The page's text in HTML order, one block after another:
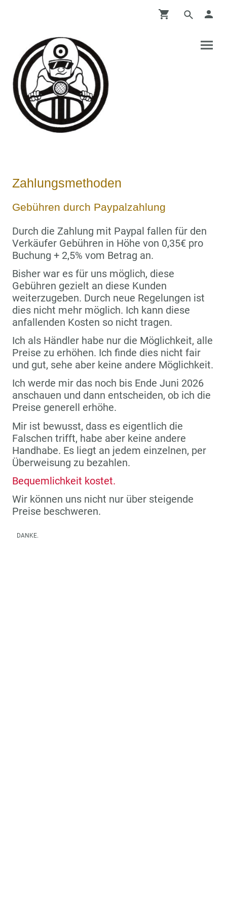
Zahlungsmethoden
Gebühren durch Paypalzahlung
Durch die Zahlung mit Paypal fallen für den
Verkäufer Gebühren in Höhe von 0,35€ pro
Buchung + 2,5% vom Betrag an.
Bisher war es für uns möglich, diese
Gebühren gezielt an diese Kunden
weiterzugeben. Durch neue Regelungen ist
dies nicht mehr möglich. Ich kann diese
anfallenden Kosten so nicht tragen.
Ich als Händler habe nur die Möglichkeit, alle
Preise zu erhöhen. Ich finde dies nicht fair
und gut, sehe aber keine andere Möglichkeit.
Ich werde mir das noch bis Ende Juni 2026
anschauen und dann entscheiden, ob ich die
Preise generell erhöhe.
Mir ist bewusst, dass es eigentlich die
Falschen trifft, habe aber keine andere
Handhabe. Es liegt an jedem einzelnen, per
Überweisung zu bezahlen.
Bequemlichkeit kostet.
Wir können uns nicht nur über steigende
Preise beschweren.
DANKE.